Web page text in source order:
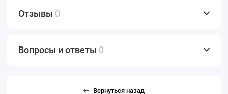
Отзывы 0
Вопросы и ответы 0
Вернуться назад